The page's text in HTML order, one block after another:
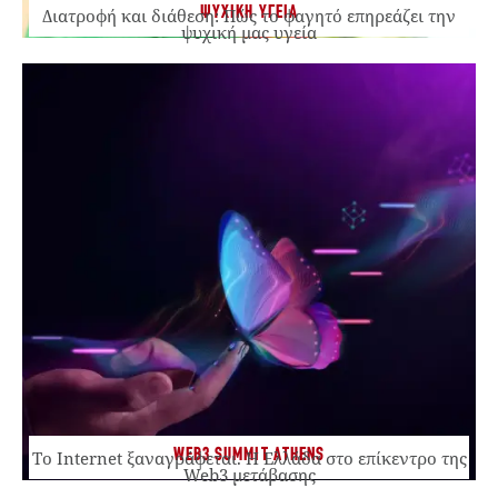
ΨΥΧΙΚΗ ΥΓΕΙΑ
Διατροφή και διάθεση: Πώς το φαγητό επηρεάζει την
ψυχική μας υγεία
WEB3 SUMMIT ATHENS
Το Internet ξαναγράφεται. Η Ελλάδα στο επίκεντρο της
Web3 μετάβασης